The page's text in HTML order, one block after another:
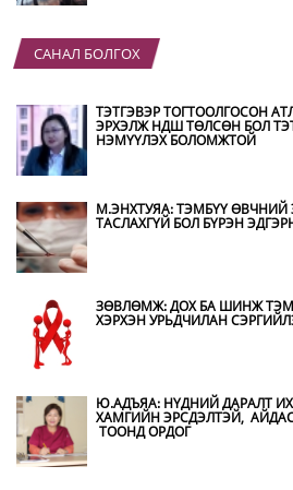
ҮЕР УСНЫ БОЛЗОШГҮЙ
БАЙНА
САНАЛ БОЛГОХ
ТЭТГЭВЭР ТОГТООЛГОСОН
ЭРХЭЛЖ НДШ ТӨЛСӨН БОЛ
НЭМҮҮЛЭХ БОЛОМЖТОЙ
М.ЭНХТУЯА: ТЭМБҮҮ ӨВЧНИЙ
ТАСЛАХГҮЙ БОЛ БҮРЭН
ЗӨВЛӨМЖ: ДОХ БА ШИНЖ
ХЭРХЭН УРЬДЧИЛАН
Ю.АДЪЯА: НҮДНИЙ ДАРАЛТ
ХАМГИЙН ЭРСДЭЛТЭЙ,
ТООНД ОРДОГ